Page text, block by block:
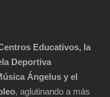
Educativos, la
Deportiva
Ángelus y el
, aglutinando a más